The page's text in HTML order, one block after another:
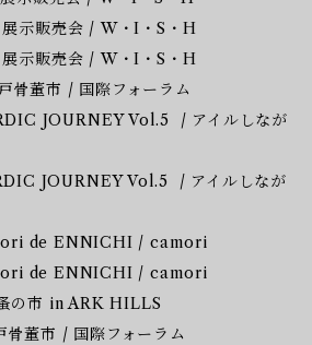
示販売会 / W・I・S・H
示販売会 / W・I・S・H
骨董市 / 国際フォーラム
JOURNEY Vol.5 / アイルしなが
JOURNEY Vol.5 / アイルしなが
de ENNICHI / camori
de ENNICHI / camori
の市 in ARK HILLS
董市 / 国際フォーラム